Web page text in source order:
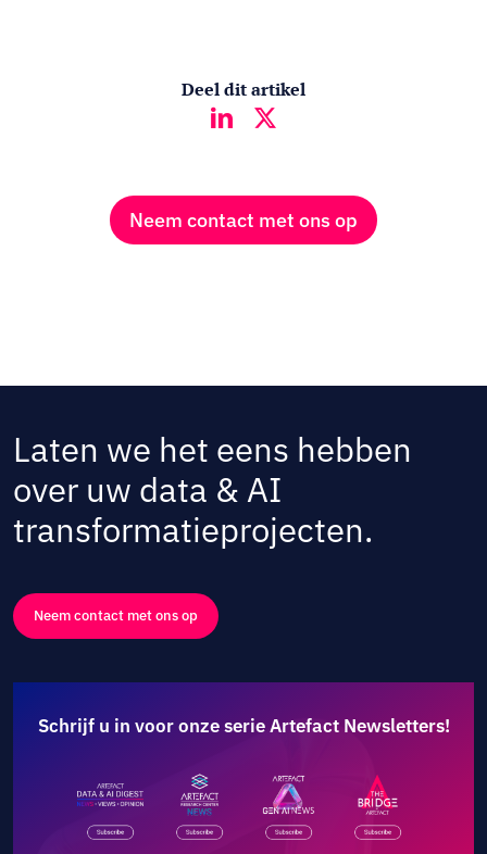
Deel dit artikel
Neem contact met ons op
Laten we het eens hebben
over uw data & AI
transformatieprojecten.
Neem contact met ons op
Schrijf u in voor onze serie Artefact Newsletters!